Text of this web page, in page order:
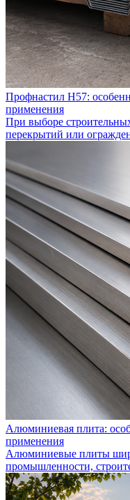
Профнастил Н57:
применения
При выборе
перекрытий или
Алюминиевая плита:
применения
Алюминиевые плиты
промышленности,